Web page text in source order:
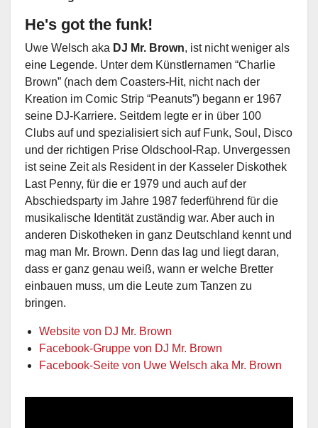
He's got the funk!
Uwe Welsch aka DJ Mr. Brown, ist nicht weniger als
eine Legende. Unter dem Künstlernamen “Charlie
Brown” (nach dem Coasters-Hit, nicht nach der
Kreation im Comic Strip “Peanuts”) begann er 1967
seine DJ-Karriere. Seitdem legte er in über 100
Clubs auf und spezialisiert sich auf Funk, Soul, Disco
und der richtigen Prise Oldschool-Rap. Unvergessen
ist seine Zeit als Resident in der Kasseler Diskothek
Last Penny, für die er 1979 und auch auf der
Abschiedsparty im Jahre 1987 federführend für die
musikalische Identität zuständig war. Aber auch in
anderen Diskotheken in ganz Deutschland kennt und
mag man Mr. Brown. Denn das lag und liegt daran,
dass er ganz genau weiß, wann er welche Bretter
einbauen muss, um die Leute zum Tanzen zu
bringen.
Website von DJ Mr. Brown
Facebook-Gruppe von DJ Mr. Brown
Facebook-Seite von Uwe Welsch aka Mr. Brown